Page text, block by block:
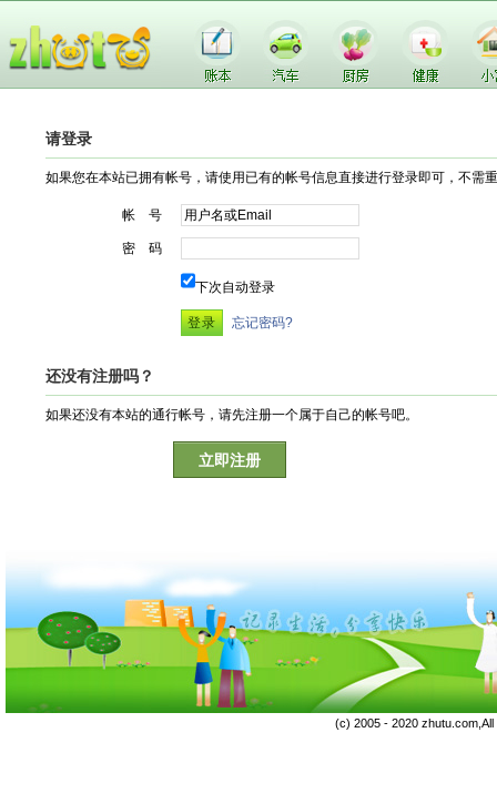
请登录
如果您在本站已拥有帐号，请使用已有的帐号信息直接进行登录即可，不需
帐 号
密 码
下次自动登录
忘记密码?
还没有注册吗？
如果还没有本站的通行帐号，请先注册一个属于自己的帐号吧。
立即注册
(c) 2005 - 2020